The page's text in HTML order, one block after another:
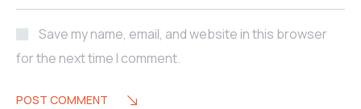
Save my name, email, and website in this browser
for the next time I comment.
POST COMMENT